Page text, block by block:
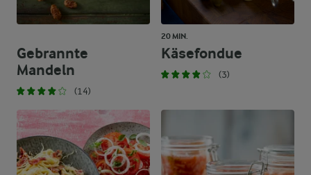
Gebrannte
Mandeln
(14)
20 MIN.
Käsefondue
(3)